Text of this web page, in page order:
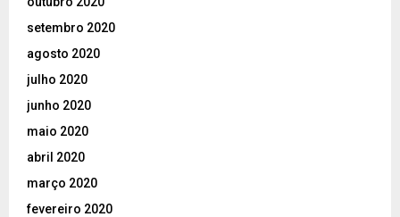
setembro 2020
agosto 2020
julho 2020
junho 2020
maio 2020
abril 2020
março 2020
fevereiro 2020